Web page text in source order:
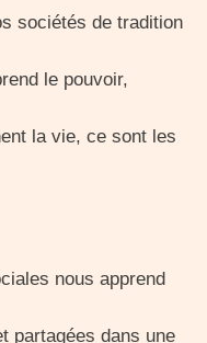
sociétés de tradition
le pouvoir,
la vie, ce sont les
nous apprend
partagées dans une